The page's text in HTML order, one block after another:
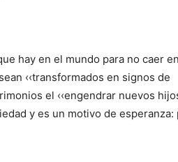
hay en el mundo para no caer
‹‹transformados en signos de
el ‹‹engendrar nuevos
y es un motivo de esperanza: